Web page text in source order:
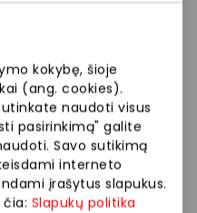
kokybę, šioje
(ang. cookies).
naudoti visus
pasirinkimą" galite
Savo sutikimą
interneto
įrašytus slapukus.
Slapukų politika